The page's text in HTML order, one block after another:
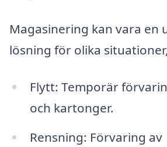
Magasinering kan vara en
lösning för olika
Flytt: Temporär
och kartonger.
Rensning: Förvaring av